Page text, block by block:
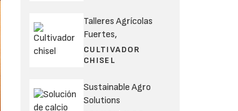
Talleres Agrícolas
Fuertes,
CULTIVADOR
CHISEL
Sustainable Agro
Solutions